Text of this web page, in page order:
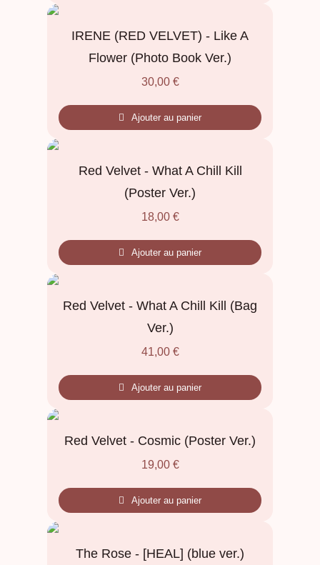
IRENE (RED VELVET) - Like A
Flower (Photo Book Ver.)
30,00 €
Ajouter au panier
Red Velvet - What A Chill Kill
(Poster Ver.)
18,00 €
Ajouter au panier
Red Velvet - What A Chill Kill (Bag
Ver.)
41,00 €
Ajouter au panier
Red Velvet - Cosmic (Poster Ver.)
19,00 €
Ajouter au panier
The Rose - [HEAL] (blue ver.)